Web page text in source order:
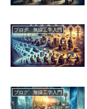
ブログ 無線工学入門
ブログ 無線工学入門